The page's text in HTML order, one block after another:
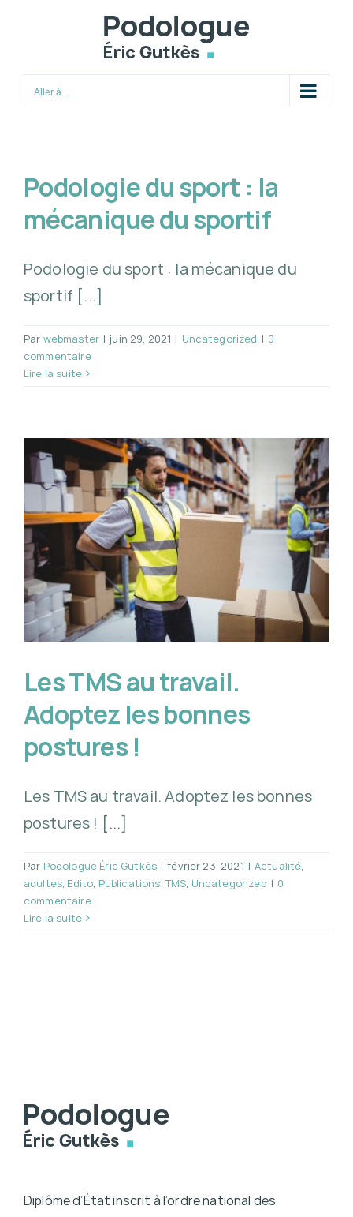
Aller à...
Podologie du sport : la
mécanique du sportif
Podologie du sport : la mécanique du
sportif [...]
Par webmaster | juin 29, 2021 | Uncategorized | 0
commentaire
Lire la suite
Les TMS au travail.
Adoptez les bonnes
postures !
Les TMS au travail. Adoptez les bonnes
postures ! [...]
Par Podologue Éric Gutkès | février 23, 2021 | Actualité,
adultes, Edito, Publications,TMS, Uncategorized | 0
commentaire
Lire la suite
Diplôme d’État inscrit à l’ordre national des